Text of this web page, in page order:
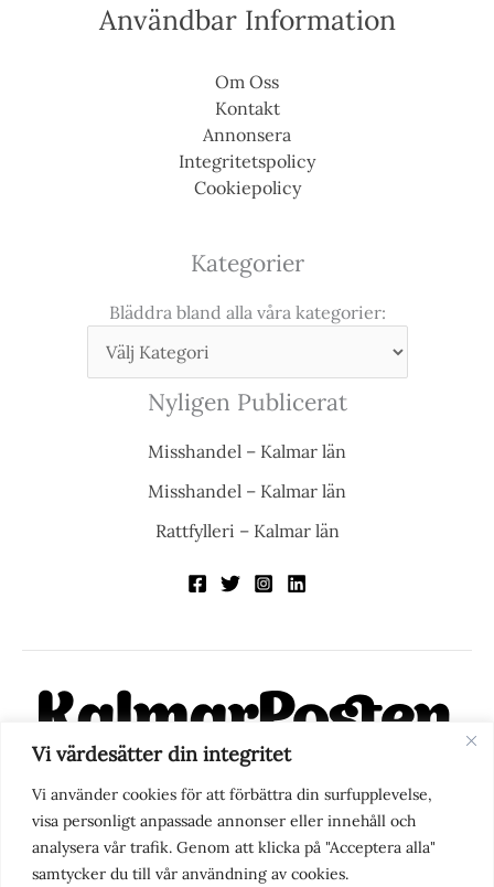
Vi värdesätter din integritet
Vi använder cookies för att förbättra din surfupplevelse,
visa personligt anpassade annonser eller innehåll och
analysera vår trafik. Genom att klicka på "Acceptera alla"
samtycker du till vår användning av cookies.
Användbar Information
Om Oss
Kontakt
Annonsera
Integritetspolicy
Cookiepolicy
Kategorier
Bläddra bland alla våra kategorier:
Nyligen Publicerat
Misshandel – Kalmar län
Misshandel – Kalmar län
Rattfylleri – Kalmar län
KalmarPosten är en modern lokalnyhetstidning på nätet. Med
fokus på Kalmarregionen, men också med blick för det större
perspektivet, vill vi vara din självklara kanal för nyheter,
berättelser och engagemang. KalmarPosten grundades 1988 och
fick nya ägare 2025.